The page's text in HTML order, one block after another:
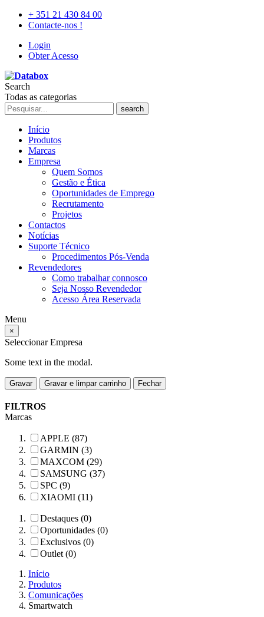
+ 351 21 430 84 00
Contacte-nos !
Login
Obter Acesso
Search
Todas as categorias
search
Início
Produtos
Marcas
Empresa
Quem Somos
Gestão e Ética
Oportunidades de Emprego
Recrutamento
Projetos
Contactos
Notícias
Suporte Técnico
Procedimentos Pós-Venda
Revendedores
Como trabalhar connosco
Seja Nosso Revendedor
Acesso Área Reservada
Menu
×
Seleccionar Empresa
Some text in the modal.
Gravar Gravar e limpar carrinho Fechar
FILTROS
Marcas
APPLE (87)
GARMIN (3)
MAXCOM (29)
SAMSUNG (37)
SPC (9)
XIAOMI (11)
Destaques (0)
Oportunidades (0)
Exclusivos (0)
Outlet (0)
Início
Produtos
Comunicações
Smartwatch